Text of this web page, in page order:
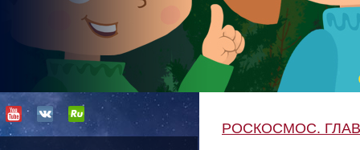
РОСКОСМОС.